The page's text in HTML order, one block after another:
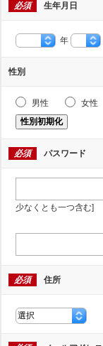
必須 生年月日
年
性別
男性
女性
性別初期化
必須 パスワード
少なくとも一つ含む]
必須 住所